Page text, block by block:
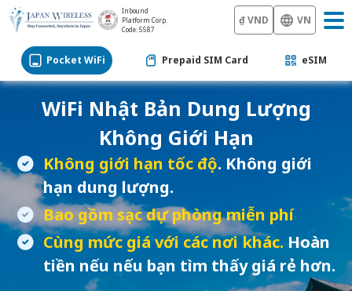
Inbound
Platform Corp.
Code: 5587
₫ VND VN
Pocket WiFi Prepaid SIM Card eSIM
WiFi Nhật Bản Dung Lượng
Không Giới Hạn
Không giới hạn tốc độ. Không giới
hạn dung lượng.
Bao gồm sạc dự phòng miễn phí
Cùng mức giá với các nơi khác. Hoàn
tiền nếu nếu bạn tìm thấy giá rẻ hơn.